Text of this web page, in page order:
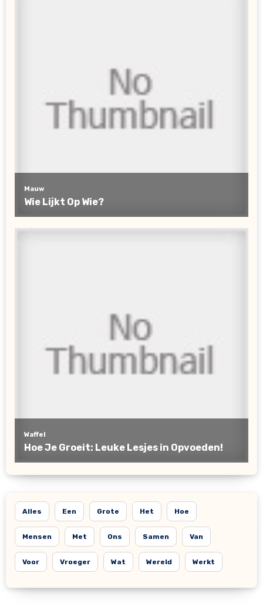
Alles Een Grote Het Hoe
Mensen Met Ons Samen Van
Voor Vroeger Wat Wereld Werkt